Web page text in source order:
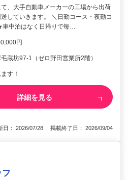
、大手自動車メーカーの工場から出荷
していきます。 ＼日勤コース・夜勤コ
車中泊はなく日帰りで毎…
円
蔵坊97-1（ゼロ野田営業所2階）
す！
詳細を見る
日： 2026/07/28 掲載終了日： 2026/09/04